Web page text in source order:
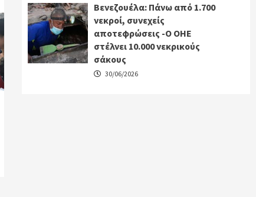
Βενεζουέλα: Πάνω από 1.700
νεκροί, συνεχείς
αποτεφρώσεις -Ο ΟΗΕ
στέλνει 10.000 νεκρικούς
σάκους
30/06/2026